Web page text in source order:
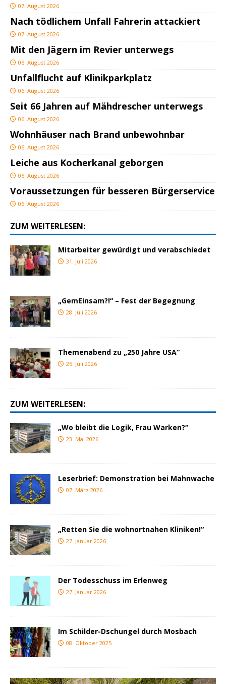
07. August 2026
Nach tödlichem Unfall Fahrerin attackiert
07. August 2026
Mit den Jägern im Revier unterwegs
06. August 2026
Unfallflucht auf Klinikparkplatz
06. August 2026
Seit 66 Jahren auf Mähdrescher unterwegs
06. August 2026
Wohnhäuser nach Brand unbewohnbar
06. August 2026
Leiche aus Kocherkanal geborgen
06. August 2026
Voraussetzungen für besseren Bürgerservice
06. August 2026
ZUM WEITERLESEN:
Mitarbeiter gewürdigt und verabschiedet
31. Juli 2026
„GemEinsam?!“ – Fest der Begegnung
28. Juli 2026
Themenabend zu „250 Jahre USA“
25. Juli 2026
ZUM WEITERLESEN:
„Wo bleibt die Logik, Frau Warken?“
23. Mai 2026
Leserbrief: Demonstration bei Mahnwache
07. März 2026
„Retten Sie die wohnortnahen Kliniken!“
27. Januar 2026
Der Todesschuss im Erlenweg
27. Januar 2026
Im Schilder-Dschungel durch Mosbach
08. Oktober 2025